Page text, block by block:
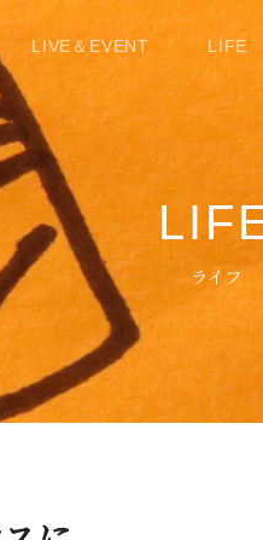
LIVE＆EVENT LIFE
ライフ